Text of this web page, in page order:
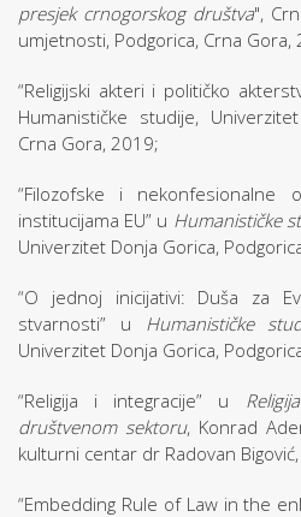
presjek crnogorskog društva",
umjetnosti, Podgorica, Crna Gora,
“Religijski akteri i političko
Humanističke studije,
Crna Gora, 2019;
“Filozofske i nekonfesionalne
institucijama EU” u Humanističke
Univerzitet Donja Gorica,
“O jednoj inicijativi: Duša za
stvarnosti” u Humanističke
Univerzitet Donja Gorica,
“Religija i integracije” u
društvenom sektoru, Konrad
kulturni centar dr Radovan
“Embedding Rule of Law in the